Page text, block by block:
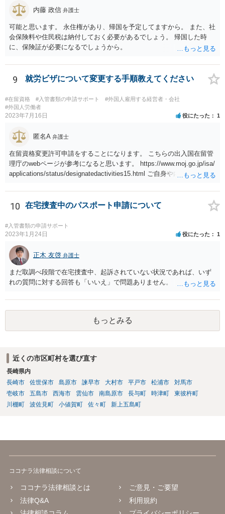
内藤 政信 弁護士
可能と思います。 永住権があり、帰国を予定してますから。 また、社
会保険料や住民税は納付しておく必要があるでしょう。 帰国した時
に、保険証が必要になるでしょうから。
9 就労ビザについて変更する手順教えてください
#在留資格 #入管書類の申請サポート
#外国人雇用する経営者・会社
#外国人労働者
2023年7月16日 役にたった 1
匿名A 弁護士
在留資格変更許可申請をすることになります。 こちらの出入国在留管
理庁のwebページが参考になると思います。 https://www.moj.go.jp/isa/
applications/status/designatedactivities15.html ご自身や内定先企業で
いる弁護士や行政書士に相談されるのが良いです。
10 在宅捜査中のパスポート申請について
#入管書類の申請サポート
2023年1月24日 役にたった 1
正木 友啓 弁護士
まだ取調べ段階で在宅捜査中、起訴されていない状況であれば、いず
れの質問に対する回答も「いいえ」で問題ありません。
もっとみる
近くの市区町村を選び直す
長崎県内
長崎市
佐世保市 島原市 諫早市 大村市 平戸市 松浦市
対馬市
壱岐市
五島市 西海市 雲仙市 南島原市 長与町 時津町
東彼杵町
川棚町
波佐見町 小値賀町 佐々町 新上五島町
ココナラ法律相談について
ココナラ法律相談とは
法律Q&A
ご意見・ご要望
利用規約